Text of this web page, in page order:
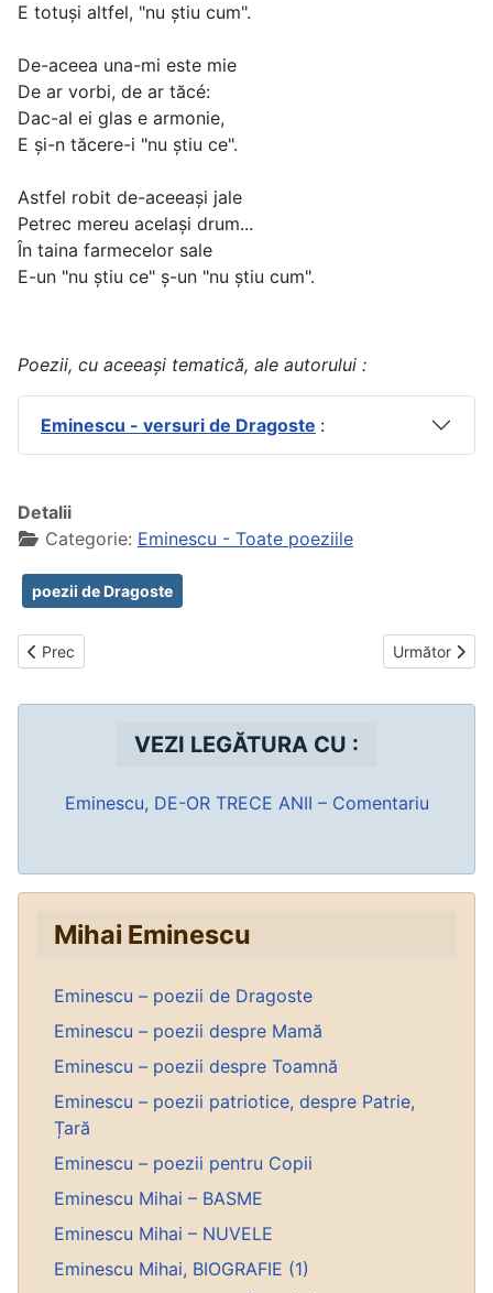
E totuşi altfel, "nu ştiu cum".
De-aceea una-mi este mie
De ar vorbi, de ar tăcé:
Dac-al ei glas e armonie,
E şi-n tăcere-i "nu ştiu ce".
Astfel robit de-aceeaşi jale
Petrec mereu acelaşi drum...
În taina farmecelor sale
E-un "nu ştiu ce" ş-un "nu ştiu cum".
Poezii, cu aceeași tematică, ale autorului :
Eminescu - versuri de Dragoste :
Detalii
Categorie: Eminescu - Toate poeziile
poezii de Dragoste
Articol precedent: De-aș avea
Prec Articolul
Următor
VEZI LEGĂTURA CU :
Eminescu, DE-OR TRECE ANII – Comentariu
Mihai Eminescu
Eminescu – poezii de Dragoste
Eminescu – poezii despre Mamă
Eminescu – poezii despre Toamnă
Eminescu – poezii patriotice, despre Patrie,
Țară
Eminescu – poezii pentru Copii
Eminescu Mihai – BASME
Eminescu Mihai – NUVELE
Eminescu Mihai, BIOGRAFIE (1)